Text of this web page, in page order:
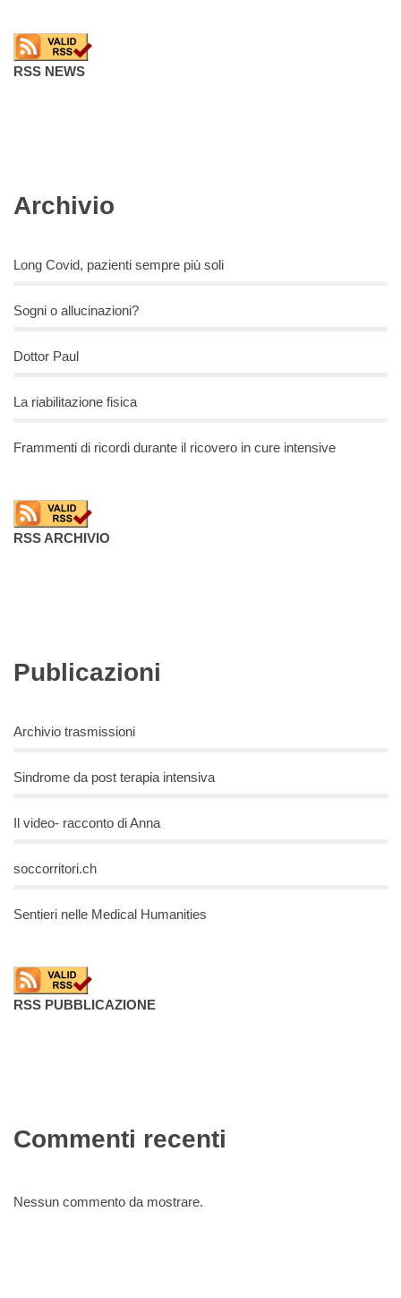
RSS NEWS
Archivio
Long Covid, pazienti sempre più soli
Sogni o allucinazioni?
Dottor Paul
La riabilitazione fisica
Frammenti di ricordi durante il ricovero in cure intensive
RSS ARCHIVIO
Publicazioni
Archivio trasmissioni
Sindrome da post terapia intensiva
Il video- racconto di Anna
soccorritori.ch
Sentieri nelle Medical Humanities
RSS PUBBLICAZIONE
Commenti recenti
Nessun commento da mostrare.